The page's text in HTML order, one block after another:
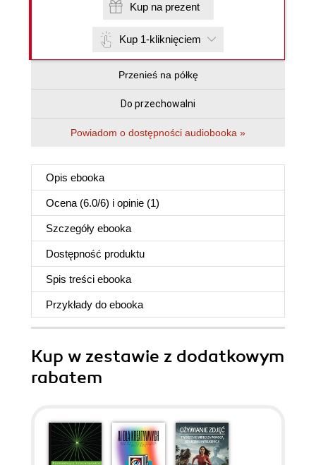
Kup na prezent
Kup 1-kliknięciem
Przenieś na półkę
Do przechowalni
Powiadom o dostępności audiobooka »
Opis ebooka
Ocena (6.0/6) i opinie (1)
Szczegóły ebooka
Dostępność produktu
Spis treści ebooka
Przykłady do ebooka
Kup w zestawie z dodatkowym
rabatem